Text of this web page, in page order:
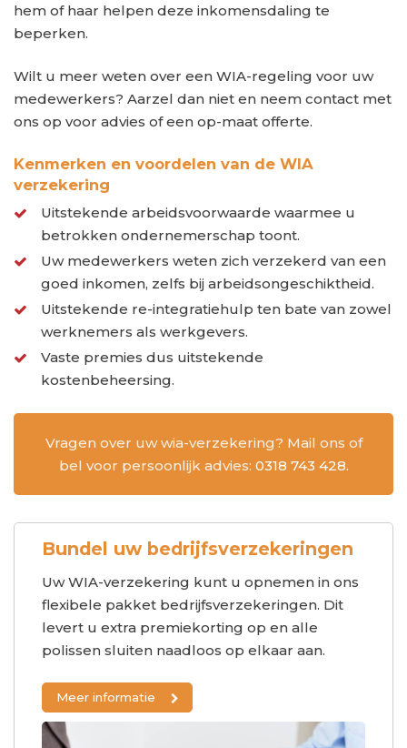
hem of haar helpen deze inkomensdaling te
beperken.
Wilt u meer weten over een WIA-regeling voor uw
medewerkers? Aarzel dan niet en neem contact met
ons op voor advies of een op-maat offerte.
Kenmerken en voordelen van de WIA
verzekering
Uitstekende arbeidsvoorwaarde waarmee u
betrokken ondernemerschap toont.
Uw medewerkers weten zich verzekerd van een
goed inkomen, zelfs bij arbeidsongeschiktheid.
Uitstekende re-integratiehulp ten bate van zowel
werknemers als werkgevers.
Vaste premies dus uitstekende
kostenbeheersing.
Vragen over uw wia-verzekering? Mail ons of
bel voor persoonlijk advies: 0318 743 428.
Bundel uw bedrijfsverzekeringen
Uw WIA-verzekering kunt u opnemen in ons
flexibele pakket bedrijfsverzekeringen. Dit
levert u extra premiekorting op en alle
polissen sluiten naadloos op elkaar aan.
Meer informatie